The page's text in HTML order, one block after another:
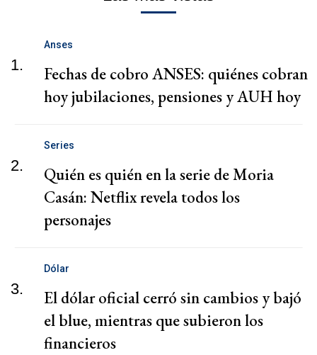
1.
Anses
Fechas de cobro ANSES: quiénes cobran
hoy jubilaciones, pensiones y AUH hoy
2.
Series
Quién es quién en la serie de Moria
Casán: Netflix revela todos los
personajes
3.
Dólar
El dólar oficial cerró sin cambios y bajó
el blue, mientras que subieron los
financieros